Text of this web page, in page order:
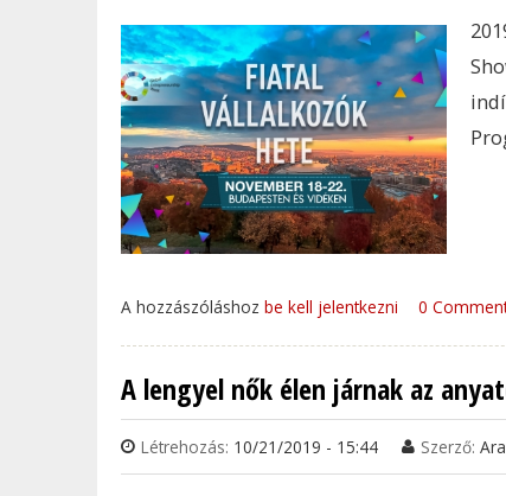
A hozzászóláshoz be kell jelentkezni 0
A lengyel nők élen járnak az
Létrehozás: 10/21/2019 - 15:44 Szerző: